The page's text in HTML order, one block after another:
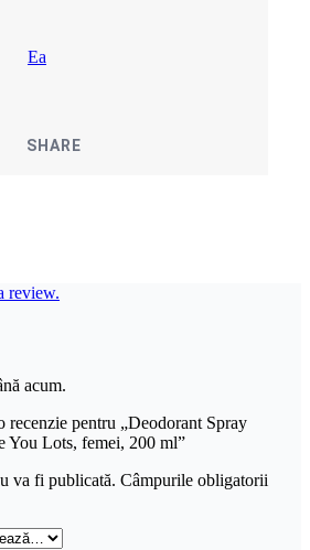
Ea
SHARE
review.
acum.
recenzie pentru „Deodorant Spray
You Lots, femei, 200 ml”
va fi publicată. Câmpurile obligatorii